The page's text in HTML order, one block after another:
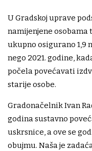
U Gradskoj uprave
namijenjene osobama
ukupno osigurano 1,9
nego 2021. godine,
počela povećavati
starije osobe.
Gradonačelnik Ivan
godina sustavno
uskrsnice, a ove se
obujmu. Naša je